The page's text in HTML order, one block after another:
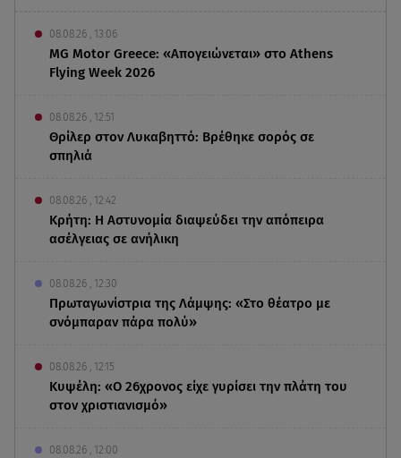
08.08.26 , 13:06
MG Motor Greece: «Απογειώνεται» στο Athens
Flying Week 2026
08.08.26 , 12:51
Θρίλερ στον Λυκαβηττό: Βρέθηκε σορός σε
σπηλιά
08.08.26 , 12:42
Κρήτη: Η Αστυνομία διαψεύδει την απόπειρα
ασέλγειας σε ανήλικη
08.08.26 , 12:30
Πρωταγωνίστρια της Λάμψης: «Στο θέατρο με
σνόμπαραν πάρα πολύ»
08.08.26 , 12:15
Κυψέλη: «Ο 26χρονος είχε γυρίσει την πλάτη του
στον χριστιανισμό»
08.08.26 , 12:00